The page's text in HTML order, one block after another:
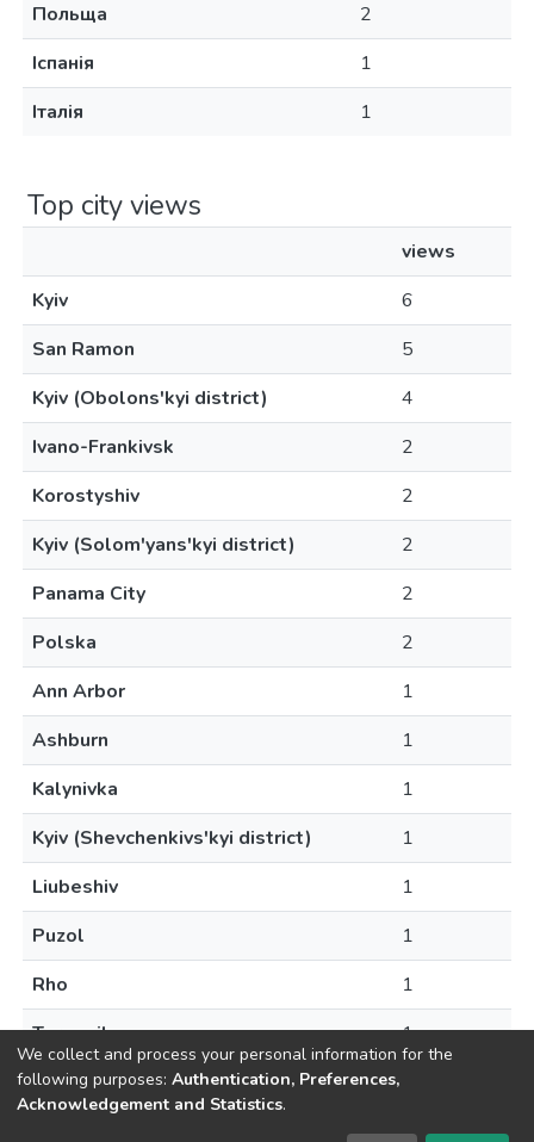
Польща
2
Іспанія
1
Італія
1
Top city views
views
Kyiv
6
San Ramon
5
Kyiv (Obolons'kyi district)
4
Ivano-Frankivsk
2
Korostyshiv
2
Kyiv (Solom'yans'kyi district)
2
Panama City
2
Polska
2
Ann Arbor
1
Ashburn
1
Kalynivka
1
Kyiv (Shevchenkivs'kyi district)
1
Liubeshiv
1
Puzol
1
Rho
1
Ternopil
1
We collect and process your personal information for the
following purposes: Authentication, Preferences,
Acknowledgement and Statistics.